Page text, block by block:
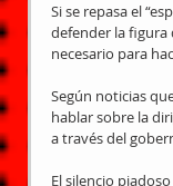
Si se repasa el
defender la figura
necesario para
Según noticias
hablar sobre la
a través del
El silencio